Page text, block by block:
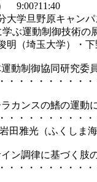
9:00?11:40
学旦野原キャンパ
ぶ運動制御技術の
（埼玉大学）・下
運動制御協同研究委
・・・・・・・・
ラカンスの鰭の運動
・・・・・・・・
ふくしま海洋科
イン調律に基づく肢
・・・・・・・・